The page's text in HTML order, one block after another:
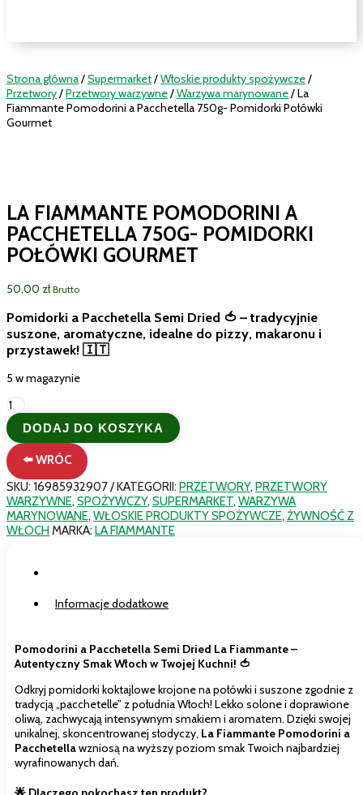
Strona główna/Supermarket/Włoskie produkty spożywcze/
Przetwory/Przetwory warzywne/Warzywa marynowane/ La
Fiammante Pomodorini a Pacchetella 750g- Pomidorki Połówki
Gourmet
LA FIAMMANTE POMODORINI A
PACCHETELLA 750G- POMIDORKI
POŁÓWKI GOURMET
50,00 zł Brutto
Pomidorki a Pacchetella Semi Dried 🍅 – tradycyjnie
suszone, aromatyczne, idealne do pizzy, makaronu i
przystawek! 🇮🇹
5 w magazynie
ilość
La
Fiammante
Pomodorini
a
Pacchetella
750g-
Pomidorki
Połówki
Gourmet
DODAJ DO KOSZYKA
⬅️ WRÓC
SKU: 16985932907 KATEGORII: PRZETWORY, PRZETWORY
WARZYWNE, SPOŻYWCZY, SUPERMARKET, WARZYWA
MARYNOWANE, WŁOSKIE PRODUKTY SPOŻYWCZE, ŻYWNOŚĆ Z
WŁOCH MARKA: LA FIAMMANTE
Informacje dodatkowe
Pomodorini a Pacchetella Semi Dried La Fiammante –
Autentyczny Smak Włoch w Twojej Kuchni! 🍅
Odkryj pomidorki koktajlowe krojone na połówki i suszone zgodnie z
tradycją „pacchetelle” z południa Włoch! Lekko solone i doprawione
oliwą, zachwycają intensywnym smakiem i aromatem. Dzięki swojej
unikalnej, skoncentrowanej słodyczy, La Fiammante Pomodorini a
Pacchetellawzniosą na wyższy poziom smak Twoich najbardziej
wyrafinowanych dań.